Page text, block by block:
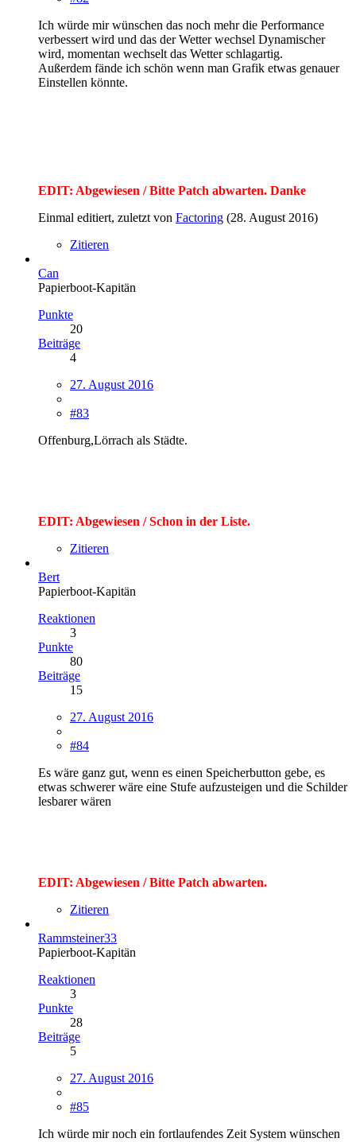
Ich würde mir wünschen das noch mehr die Performance
verbessert wird und das der Wetter wechsel Dynamischer
wird, momentan wechselt das Wetter schlagartig.
Außerdem fände ich schön wenn man Grafik etwas genauer
Einstellen könnte.
EDIT: Abgewiesen / Bitte Patch abwarten. Danke
Einmal editiert, zuletzt von Factoring (28. August 2016)
Zitieren
Can
Papierboot-Kapitän
Punkte
20
Beiträge
4
27. August 2016
#83
Offenburg,Lörrach als Städte.
EDIT: Abgewiesen / Schon in der Liste.
Zitieren
Bert
Papierboot-Kapitän
Reaktionen
3
Punkte
80
Beiträge
15
27. August 2016
#84
Es wäre ganz gut, wenn es einen Speicherbutton gebe, es
etwas schwerer wäre eine Stufe aufzusteigen und die Schilder
lesbarer wären
EDIT: Abgewiesen / Bitte Patch abwarten.
Zitieren
Rammsteiner33
Papierboot-Kapitän
Reaktionen
3
Punkte
28
Beiträge
5
27. August 2016
#85
Ich würde mir noch ein fortlaufendes Zeit System wünschen